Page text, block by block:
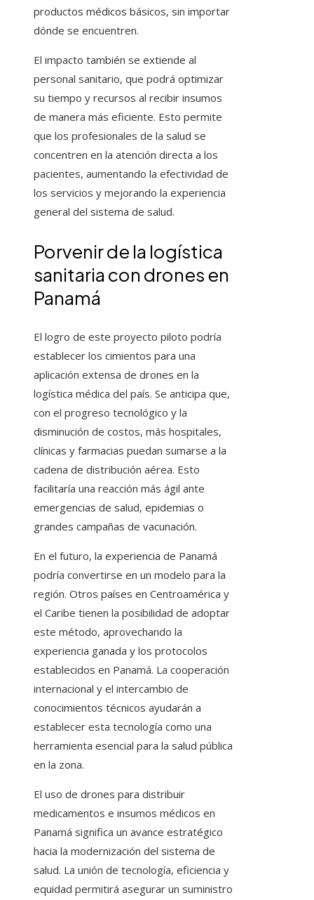
productos médicos básicos, sin importar
dónde se encuentren.
El impacto también se extiende al
personal sanitario, que podrá optimizar
su tiempo y recursos al recibir insumos
de manera más eficiente. Esto permite
que los profesionales de la salud se
concentren en la atención directa a los
pacientes, aumentando la efectividad de
los servicios y mejorando la experiencia
general del sistema de salud.
Porvenir de la logística
sanitaria con drones en
Panamá
El logro de este proyecto piloto podría
establecer los cimientos para una
aplicación extensa de drones en la
logística médica del país. Se anticipa que,
con el progreso tecnológico y la
disminución de costos, más hospitales,
clínicas y farmacias puedan sumarse a la
cadena de distribución aérea. Esto
facilitaría una reacción más ágil ante
emergencias de salud, epidemias o
grandes campañas de vacunación.
En el futuro, la experiencia de Panamá
podría convertirse en un modelo para la
región. Otros países en Centroamérica y
el Caribe tienen la posibilidad de adoptar
este método, aprovechando la
experiencia ganada y los protocolos
establecidos en Panamá. La cooperación
internacional y el intercambio de
conocimientos técnicos ayudarán a
establecer esta tecnología como una
herramienta esencial para la salud pública
en la zona.
El uso de drones para distribuir
medicamentos e insumos médicos en
Panamá significa un avance estratégico
hacia la modernización del sistema de
salud. La unión de tecnología, eficiencia y
equidad permitirá asegurar un suministro